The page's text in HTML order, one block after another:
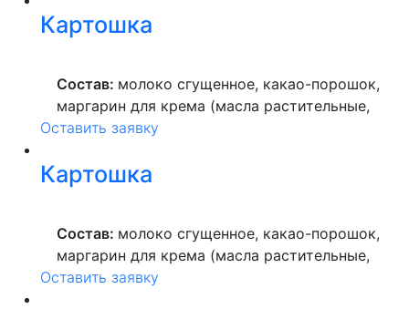
высшего сорта, продукты яичные, масло
растительное, пекарский порошок, молоко
Картошка
Состав: молоко сгущенное, какао-порошок,
маргарин для крема (масла растительные,
вода питьевая, сахар, ароматизатор,
высшего сорта, продукты яичные, масло
растительное, пекарский порошок, молоко
Оставить заявку
Картошка
Состав: молоко сгущенное, какао-порошок,
маргарин для крема (масла растительные,
вода питьевая, сахар, ароматизатор,
Оставить заявку